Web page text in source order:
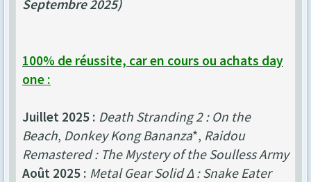
Septembre 2025)
100% de réussite, car en cours ou achats day
one :
Juillet 2025 : Death Stranding 2 : On the
Beach, Donkey Kong Bananza*, Raidou
Remastered : The Mystery of the Soulless Army
Août 2025 : Metal Gear Solid Δ : Snake Eater